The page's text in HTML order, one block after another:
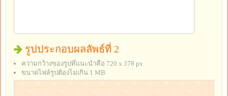
รูปประกอบผลลัพธ์ที่ 2
ความกว้างของรูปที่แนะนำคือ 720 x 378 px
ขนาดไฟล์รูปต้องไม่เกิน 1 MB